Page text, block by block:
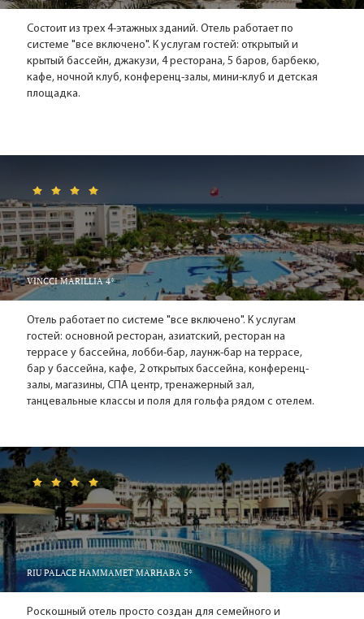
на многочисленных туристов, приезжающих сюда,
городские пляжи редко бывают переполнены и остаются
очень чистыми и привлекательными. Благодаря спокойному,
с кристально прозрачной голубой водой Средиземному
морю и мягкому, напоминающему нежный тальк песку,
Хаммамет замечательно подходит для семейного отдыха.
Талассотерапия лишней не бывает
Хаммамет можно назвать столицей талассотерапии Туниса.
Комплекс Bio Azur считается крупнейшим в стране. Так что,
приехав на отдых в Хаммамет, можно заодно и здоровье
поправить, и побаловать себя любимого приятными
косметическими процедурами. Перечислить все программы
центра просто нереально - выбор колоссальный!
Известен Хаммамет и благодаря современному
курортному комплексу Ясмин Хаммамет, включающему
помимо отелей и пляжей порт для прогулочных судов,
детский городок, ухоженный парк и даже казино.
Широкие песчаные пляжи, современные отели с высоким
уровнем сервиса, множество баров, ресторанов,
магазинов... А рынки! Экзотические ковры, вышитые
кафтаны, изделия из меди, ювелирные изделия, изделия из
кожи и керамики - это всего лишь несколько примеров того,
что можно купить на уникальном и ярком африканском
рынке. Вы уже поняли, почему Хаммамет? :)
Состоит из трех 4-этажных зданий. Отель работает по
системе "все включено". К услугам гостей: открытый и
крытый бассейн, джакузи, 4 ресторана, 5 баров, барбекю,
кафе, ночной клуб, конференц-залы, мини-клуб и детская
площадка.
VINCCI MARILLIA 4*
Отель работает по системе "все включено". К услугам
гостей: основной ресторан, азиатский, ресторан на
террасе у бассейна, лобби-бар, лаунж-бар на террасе,
бар у бассейна, кафе, 2 открытых бассейна, конференц-
залы, магазины, СПА центр, тренажерный зал,
танцевальные классы и поля для гольфа рядом с отелем.
RIU PALACE HAMMAMET MARHABA 5*
Роскошный отель просто создан для семейного и